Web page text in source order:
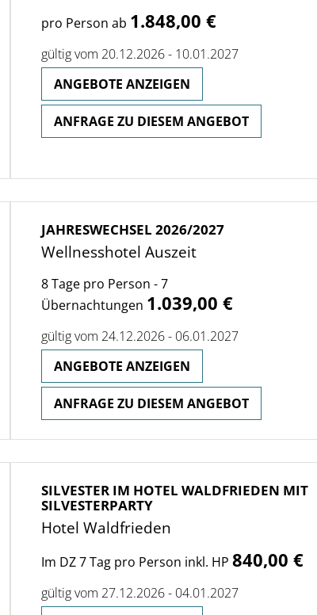
pro Person ab 1.848,00 €
gültig vom 20.12.2026 - 10.01.2027
ANGEBOTE ANZEIGEN
ANFRAGE ZU DIESEM ANGEBOT
JAHRESWECHSEL 2026/2027
Wellnesshotel Auszeit
8 Tage pro Person - 7
Übernachtungen 1.039,00 €
gültig vom 24.12.2026 - 06.01.2027
ANGEBOTE ANZEIGEN
ANFRAGE ZU DIESEM ANGEBOT
SILVESTER IM HOTEL WALDFRIEDEN MIT
SILVESTERPARTY
Hotel Waldfrieden
Im DZ 7 Tag pro Person inkl. HP840,00 €
gültig vom 27.12.2026 - 04.01.2027